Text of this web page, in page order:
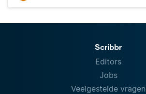
Scribbr
Editors
Jobs
Veelgestelde vragen